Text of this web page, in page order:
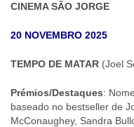
CINEMA SÃO JORGE
20 NOVEMBRO 2025
TEMPO DE MATAR (Joel
Prémios/Destaques:
baseado no bestseller de
McConaughey, Sandra